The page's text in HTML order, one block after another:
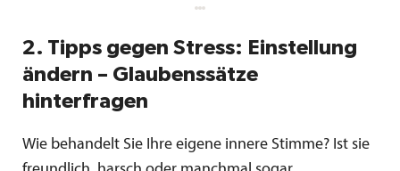
2. Tipps gegen Stress: Einstellung
ändern – Glaubenssätze
hinterfragen
Wie behandelt Sie Ihre eigene innere Stimme? Ist sie